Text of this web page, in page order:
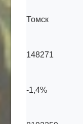
Томск
148271
-1,4%